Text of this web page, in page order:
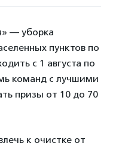
— уборка
пунктов по
с 1 августа по
команд с лучшими
призы от 10 до 70
к очистке от